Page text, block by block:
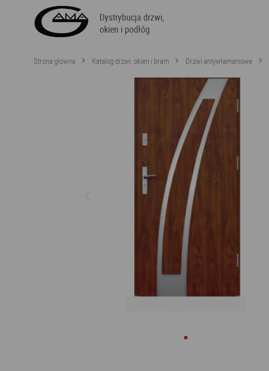
Dystrybucja drzwi,
okien i podłóg
Strona główna Katalog drzwi, okien i bram Drzwi antywłamaniowe